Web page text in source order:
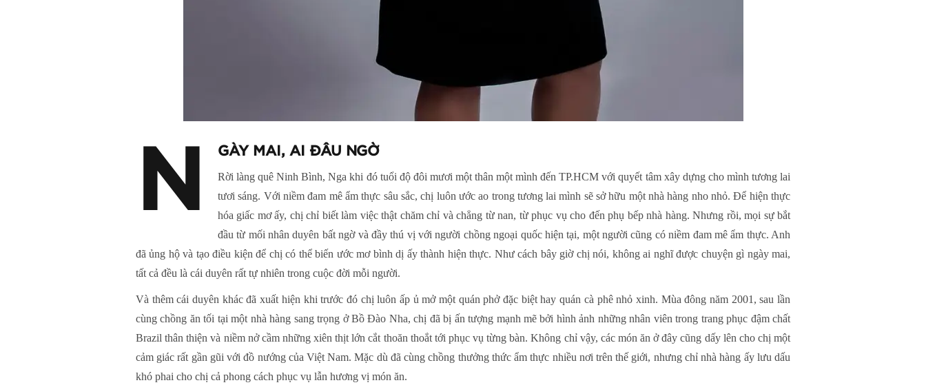
N GÀY MAI, AI ĐÂU NGỜ
Rời làng quê Ninh Bình, Nga khi đó tuổi độ đôi mươi một thân một mình đến TP.HCM với quyết tâm xây dựng cho mình tương lai
tươi sáng. Với niềm đam mê ẩm thực sâu sắc, chị luôn ước ao trong tương lai mình sẽ sở hữu một nhà hàng nho nhỏ. Để hiện thực
hóa giấc mơ ấy, chị chỉ biết làm việc thật chăm chỉ và chẳng từ nan, từ phục vụ cho đến phụ bếp nhà hàng. Nhưng rồi, mọi sự bắt
đầu từ mối nhân duyên bất ngờ và đầy thú vị với người chồng ngoại quốc hiện tại, một người cũng có niềm đam mê ẩm thực. Anh
đã ủng hộ và tạo điều kiện để chị có thể biến ước mơ bình dị ấy thành hiện thực. Như cách bây giờ chị nói, không ai nghĩ được chuyện gì ngày mai,
tất cả đều là cái duyên rất tự nhiên trong cuộc đời mỗi người.
Và thêm cái duyên khác đã xuất hiện khi trước đó chị luôn ấp ủ mở một quán phở đặc biệt hay quán cà phê nhỏ xinh. Mùa đông năm 2001, sau lần
cùng chồng ăn tối tại một nhà hàng sang trọng ở Bồ Đào Nha, chị đã bị ấn tượng mạnh mẽ bởi hình ảnh những nhân viên trong trang phục đậm chất
Brazil thân thiện và niềm nở cầm những xiên thịt lớn cắt thoăn thoắt tới phục vụ từng bàn. Không chỉ vậy, các món ăn ở đây cũng dấy lên cho chị một
cảm giác rất gần gũi với đồ nướng của Việt Nam. Mặc dù đã cùng chồng thưởng thức ẩm thực nhiều nơi trên thế giới, nhưng chỉ nhà hàng ấy lưu dấu
khó phai cho chị cả phong cách phục vụ lẫn hương vị món ăn.